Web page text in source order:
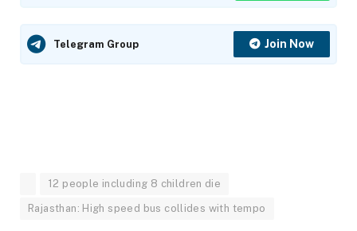
Telegram Group Join Now
12 people including 8 children die
Rajasthan: High speed bus collides with tempo